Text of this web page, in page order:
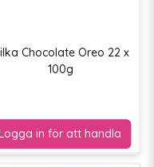
Chocolate Oreo 22 x
100g